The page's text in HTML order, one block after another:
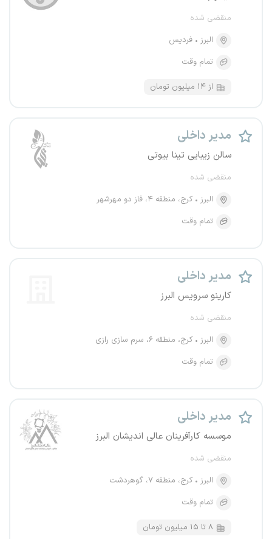
منقضی شده
البرز
فردیس
تمام وقت
از ۱۴ میلیون تومان
مدیر داخلی
سالن زیبایی تینا بیوتی
منقضی شده
البرز
کرج، منطقه ۴، فاز دو مهرشهر
تمام وقت
مدیر داخلی
کارینو سرویس البرز
منقضی شده
البرز
کرج، منطقه ۶، سرم سازی رازی
تمام وقت
مدیر داخلی
موسسه کارآفرینان عالی اندیشان البرز
منقضی شده
البرز
کرج، منطقه ۷، گوهردشت
تمام وقت
۸ تا ۱۵ میلیون تومان